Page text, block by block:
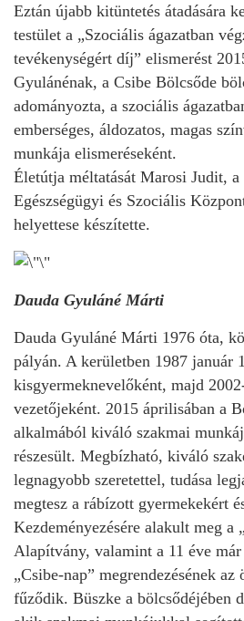
Eztán újabb kitüntetés átadására
testület a „Szociális ágazatban
tevékenységért díj” elismerést
Gyulánénak, a Csibe Bölcsőde
adományozta, a szociális
emberséges, áldozatos, magas
munkája elismeréseként.
Életútja méltatását Marosi Judit, a
Egészségügyi és Szociális
helyettese készítette.
Dauda Gyuláné Márti
Dauda Gyuláné Márti 1976 óta,
pályán. A kerületben 1987 január
kisgyermeknevelőként, majd
vezetőjeként. 2015 áprilisában a
alkalmából kiváló szakmai
részesült. Megbízható, kiváló
legnagyobb szeretettel, tudása
megtesz a rábízott gyermekekért
Kezdeményezésére alakult meg a
Alapítvány, valamint a 11 éve
„Csibe-nap” megrendezésének
fűződik. Büszke a bölcsődéjében